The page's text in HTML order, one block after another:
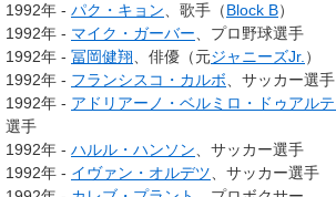
1992年 - パク・キョン 、歌手（Block B）
1992年 - マイク・ガーバー 、プロ野球選手
1992年 - 冨岡健翔 、俳優（元ジャニーズJr. ）
1992年 - フランシスコ・カルボ 、サッカー選手
1992年 - アドリアーノ・ベルミロ・ドゥアル
選手
1992年 - ハルル・ハンソン 、サッカー選手
1992年 - イヴァン・オルデツ 、サッカー選手